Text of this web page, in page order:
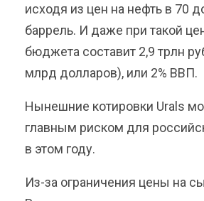
исходя из цен на нефть в 70
баррель. И даже при такой
бюджета составит 2,9 трлн
млрд долларов), или 2% ВВП.
Нынешние котировки Urals
главным риском для
в этом году.
Из-за ограничения цены на